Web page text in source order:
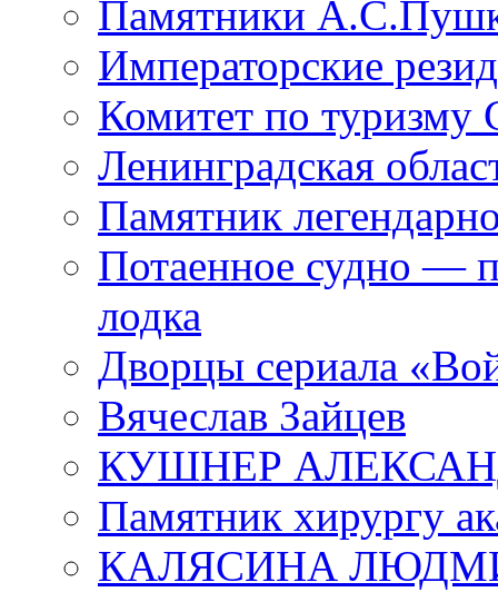
Памятники
Императорские
Комитет по туризму
Ленинградская
Памятник
Потаенное судно —
лодка
Дворцы сериала
Вячеслав Зайцев
КУШНЕР
Памятник хирургу
КАЛЯСИНА